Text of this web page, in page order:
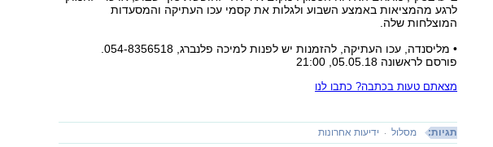
לרגע מהמציאות באמצע השבוע ולגלות את קסמי עכו העתיקה והמסעדות
המוצלחות שלה.
• מליסנדה, עכו העתיקה, להזמנות יש לפנות למיכה פלנברג, 054-8356518.
פורסם לראשונה 05.05.18, 21:00
מצאתם טעות בכתבה? כתבו לנו
תגיות: מסלול ידיעות אחרונות